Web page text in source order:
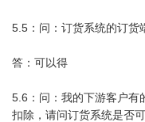
5.5：问：订货系统的订货
答：可以得
5.6：问：我的下游客户有
扣除，请问订货系统是否